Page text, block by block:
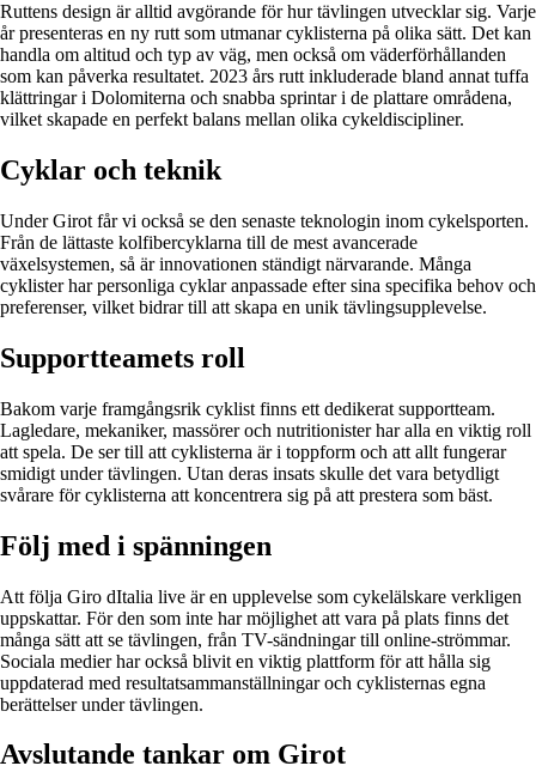
Ruttens design är alltid avgörande för hur tävlingen utvecklar sig. Varje
år presenteras en ny rutt som utmanar cyklisterna på olika sätt. Det kan
handla om altitud och typ av väg, men också om väderförhållanden
som kan påverka resultatet. 2023 års rutt inkluderade bland annat tuffa
klättringar i Dolomiterna och snabba sprintar i de plattare områdena,
vilket skapade en perfekt balans mellan olika cykeldiscipliner.
Cyklar och teknik
Under Girot får vi också se den senaste teknologin inom cykelsporten.
Från de lättaste kolfibercyklarna till de mest avancerade
växelsystemen, så är innovationen ständigt närvarande. Många
cyklister har personliga cyklar anpassade efter sina specifika behov och
preferenser, vilket bidrar till att skapa en unik tävlingsupplevelse.
Supportteamets roll
Bakom varje framgångsrik cyklist finns ett dedikerat supportteam.
Lagledare, mekaniker, massörer och nutritionister har alla en viktig roll
att spela. De ser till att cyklisterna är i toppform och att allt fungerar
smidigt under tävlingen. Utan deras insats skulle det vara betydligt
svårare för cyklisterna att koncentrera sig på att prestera som bäst.
Följ med i spänningen
Att följa Giro dItalia live är en upplevelse som cykelälskare verkligen
uppskattar. För den som inte har möjlighet att vara på plats finns det
många sätt att se tävlingen, från TV-sändningar till online-strömmar.
Sociala medier har också blivit en viktig plattform för att hålla sig
uppdaterad med resultatsammanställningar och cyklisternas egna
berättelser under tävlingen.
Avslutande tankar om Girot